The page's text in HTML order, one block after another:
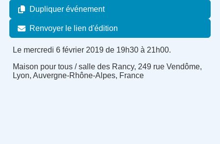
Dupliquer événement
Renvoyer le lien d'édition
Le mercredi 6 février 2019 de 19h30 à 21h00.
Maison pour tous / salle des Rancy, 249 rue Vendôme,
Lyon, Auvergne-Rhône-Alpes, France